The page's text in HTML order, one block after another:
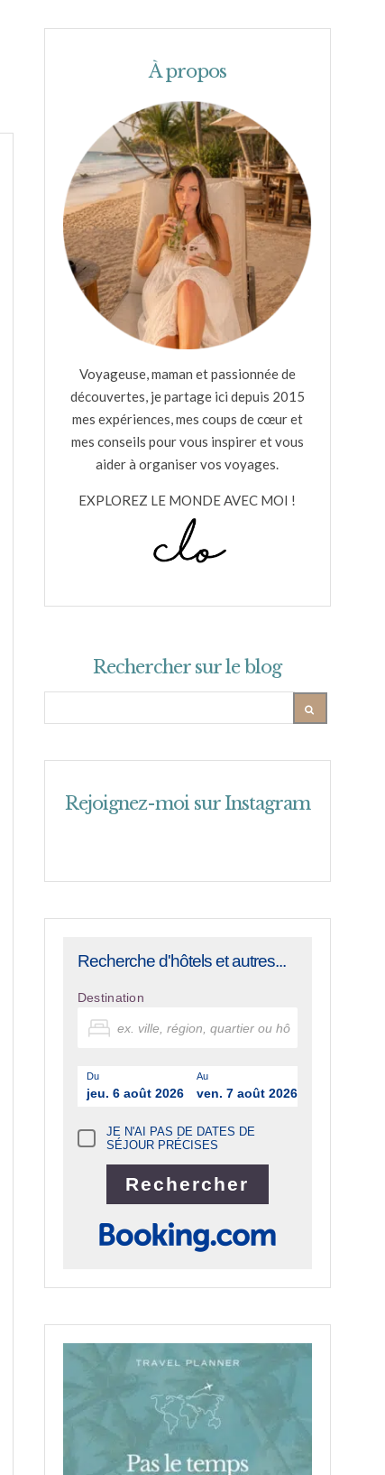
À propos
Voyageuse, maman et passionnée de
découvertes, je partage ici depuis 2015
mes expériences, mes coups de cœur et
mes conseils pour vous inspirer et vous
aider à organiser vos voyages.
EXPLOREZ LE MONDE AVEC MOI !
Rechercher sur le blog
Rejoignez-moi sur Instagram
Recherche d'hôtels et autres...
Destination
Du
jeu. 6 août 2026
Au
ven. 7 août 2026
JE N'AI PAS DE DATES DE
SÉJOUR PRÉCISES